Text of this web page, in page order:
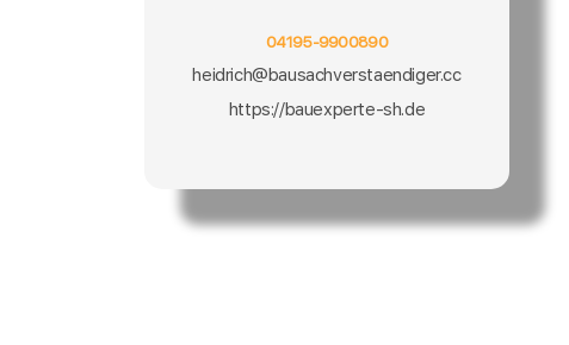
04195-9900890
heidrich@bausachverstaendiger.cc
https://bauexperte-sh.de